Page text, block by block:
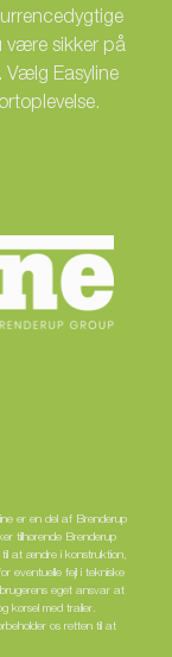
være sikker på
Easyline
er en del af Brenderup
tilhørende Brenderup
til at ændre i konstruktion,
eventuelle fejl i tekniske
eget ansvar at
kørsel med trailer.
os retten til at